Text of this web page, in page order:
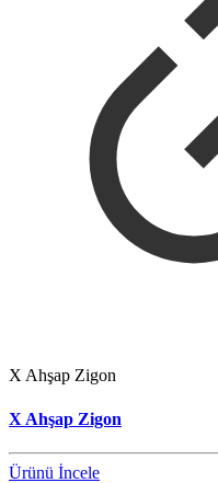
X Ahşap Zigon
X Ahşap Zigon
Ürünü İncele